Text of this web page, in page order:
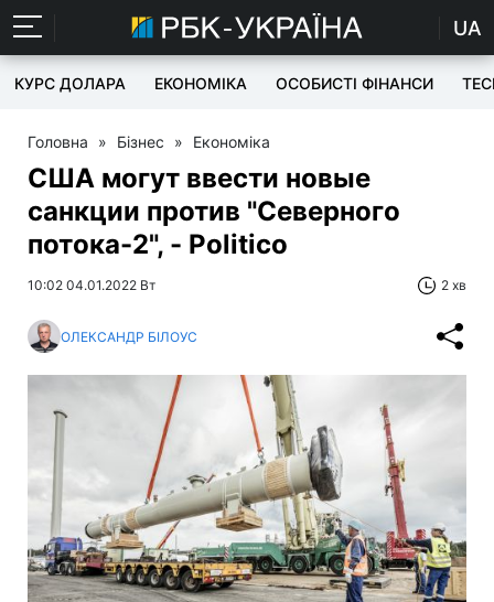
UA
КУРС ДОЛАРА ЕКОНОМІКА ОСОБИСТІ ФІНАНСИ
Головна » Бізнес » Економіка
США могут ввести новые
санкции против "Северного
потока-2", - Politico
10:02 04.01.2022 Вт 2 хв
ОЛЕКСАНДР БІЛОУС